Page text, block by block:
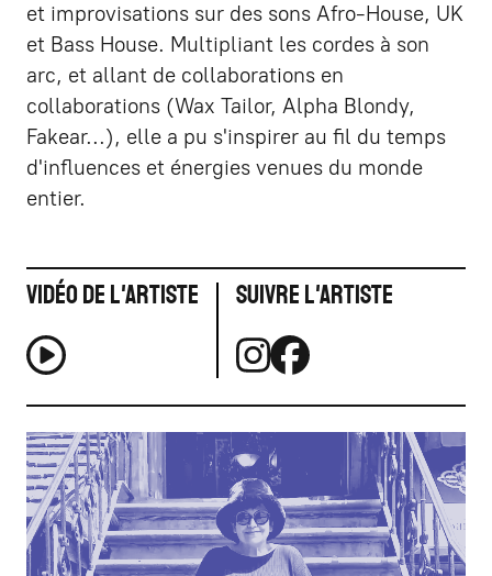
et improvisations sur des sons Afro-House, UK
et Bass House. Multipliant les cordes à son
arc, et allant de collaborations en
collaborations (Wax Tailor, Alpha Blondy,
Fakear...), elle a pu s'inspirer au fil du temps
d'influences et énergies venues du monde
entier.
Vidéo de l'artiste Suivre l'artiste